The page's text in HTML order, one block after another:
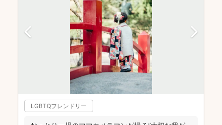
LGBTQフレンドリー